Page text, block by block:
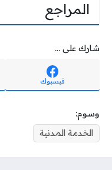
المراجع
شارك على ...
فيسبوك
وسوم:
الخدمة المدنية